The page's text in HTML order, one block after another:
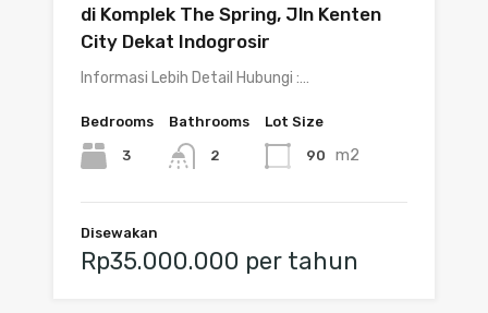
di Komplek The Spring, Jln Kenten
City Dekat Indogrosir
Informasi Lebih Detail Hubungi :…
Bedrooms
3
Bathrooms
2
Lot Size
90 m2
Disewakan
Rp35.000.000 per tahun